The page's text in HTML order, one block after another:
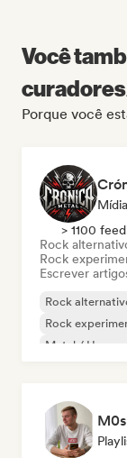
Você
Porque você
> 1100
Rock
Rock
Escrever
Rock
Rock
Metal / Heavy